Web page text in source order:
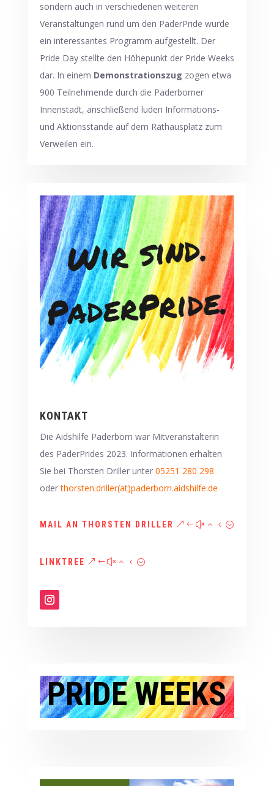
sondern auch in verschiedenen weiteren
Veranstaltungen rund um den PaderPride wurde
ein interessantes Programm aufgestellt. Der
Pride Day stellte den Höhepunkt der Pride Weeks
dar. In einem Demonstrationszug zogen etwa
900 Teilnehmende durch die Paderborner
Innenstadt, anschließend luden Informations-
und Aktionsstände auf dem Rathausplatz zum
Verweilen ein.
KONTAKT
Die Aidshilfe Paderborn war Mitveranstalterin
des PaderPrides 2023. Informationen erhalten
Sie bei Thorsten Driller unter 05251 280 298
oderthorsten.driller(at)paderborn.aidshilfe.de
MAIL AN THORSTEN DRILLER
LINKTREE
PRIDE WEEKS